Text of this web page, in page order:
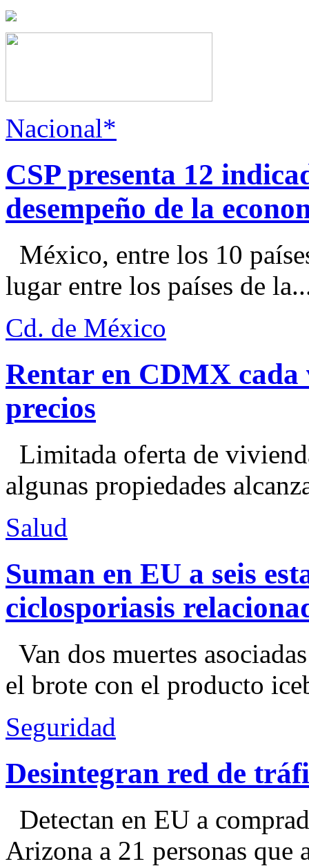
Nacional*
CSP presenta 12
desempeño de la
México, entre los 10
lugar entre los países de
Cd. de México
Rentar en CDMX cada
precios
Limitada oferta de
algunas propiedades
Salud
Suman en EU a seis
ciclosporiasis
Van dos muertes
el brote con el producto
Seguridad
Desintegran red de
Detectan en EU a
Arizona a 21 personas que